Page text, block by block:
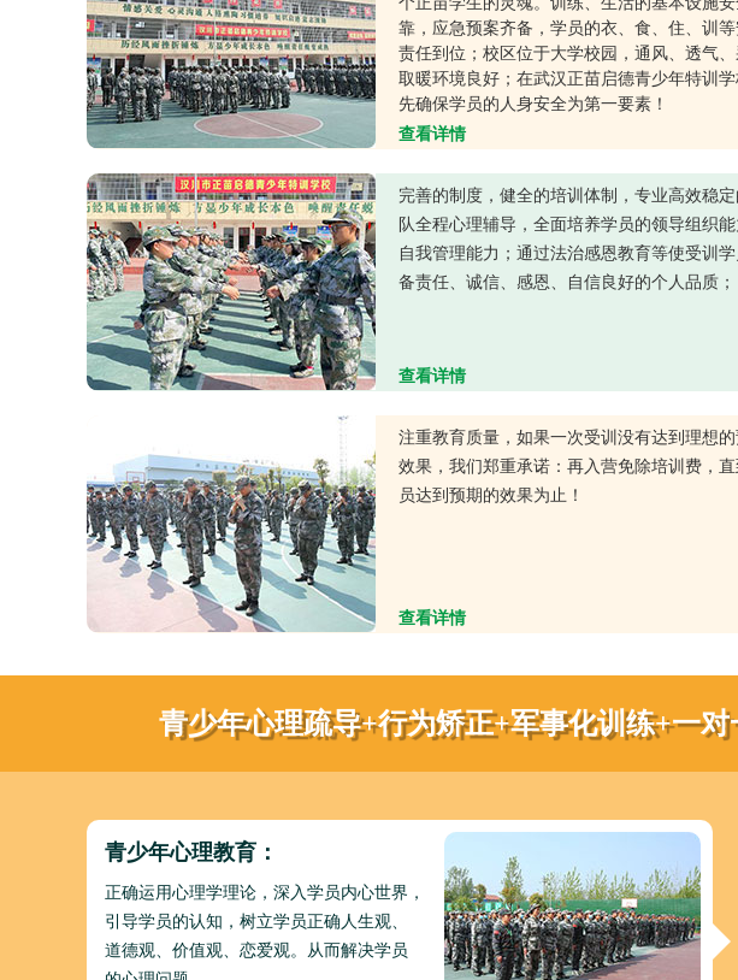
靠，应急预案齐备，学员的衣、食、住、训
责任到位；校区位于大学校园，通风、透气、
取暖环境良好；在武汉正苗启德青少年特训
先确保学员的人身安全为第一要素！
查看详情
完善的制度，健全的培训体制，专业高效稳定
队全程心理辅导，全面培养学员的领导组织能
自我管理能力；通过法治感恩教育等使受训
备责任、诚信、感恩、自信良好的个人品质；
查看详情
注重教育质量，如果一次受训没有达到理想的
效果，我们郑重承诺：再入营免除培训费，
员达到预期的效果为止！
查看详情
青少年心理疏导+行为矫正+军事化训练+一
青少年心理教育：
正确运用心理学理论，深入学员内心世界，
引导学员的认知，树立学员正确人生观、
道德观、价值观、恋爱观。从而解决学员